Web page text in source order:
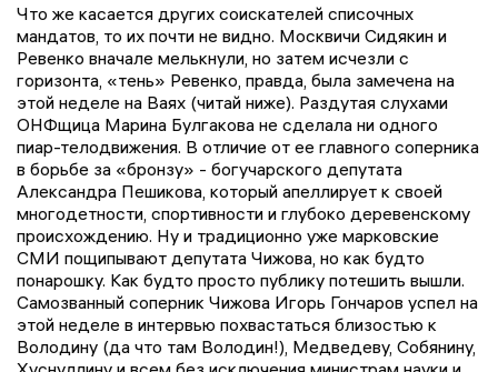
Что же касается других соискателей списочных
мандатов, то их почти не видно. Москвичи Сидякин и
Ревенко вначале мелькнули, но затем исчезли с
горизонта, «тень» Ревенко, правда, была замечена на
этой неделе на Ваях (читай ниже). Раздутая слухами
ОНФщица Марина Булгакова не сделала ни одного
пиар-телодвижения. В отличие от ее главного соперника
в борьбе за «бронзу» - богучарского депутата
Александра Пешикова, который апеллирует к своей
многодетности, спортивности и глубоко деревенскому
происхождению. Ну и традиционно уже марковские
СМИ пощипывают депутата Чижова, но как будто
понарошку. Как будто просто публику потешить вышли.
Самозванный соперник Чижова Игорь Гончаров успел на
этой неделе в интервью похвастаться близостью к
Володину (да что там Володин!), Медведеву, Собянину,